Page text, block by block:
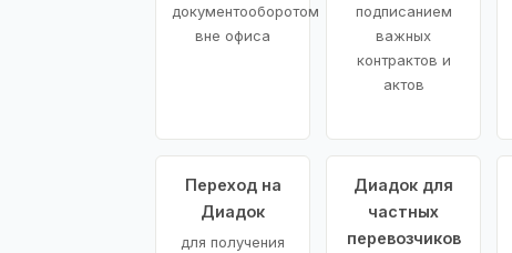
документооборотом
вне офиса
подписанием
важных
контрактов и
актов
Переход на
Диадок
для получения
Диадок для
частных
перевозчиков